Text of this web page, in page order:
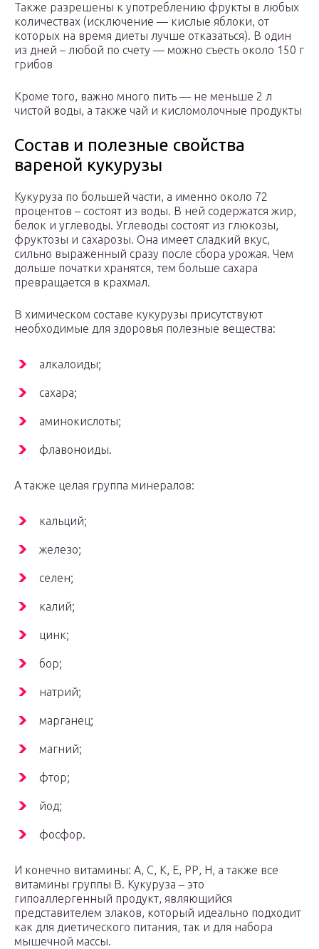
Также разрешены к употреблению фрукты в любых
количествах (исключение — кислые яблоки, от
которых на время диеты лучше отказаться). В один
из дней – любой по счету — можно съесть около 150 г
грибов
Кроме того, важно много пить — не меньше 2 л
чистой воды, а также чай и кисломолочные продукты
Состав и полезные свойства
вареной кукурузы
Кукуруза по большей части, а именно около 72
процентов – состоят из воды. В ней содержатся жир,
белок и углеводы. Углеводы состоят из глюкозы,
фруктозы и сахарозы. Она имеет сладкий вкус,
сильно выраженный сразу после сбора урожая. Чем
дольше початки хранятся, тем больше сахара
превращается в крахмал.
В химическом составе кукурузы присутствуют
необходимые для здоровья полезные вещества:
алкалоиды;
сахара;
аминокислоты;
флавоноиды.
А также целая группа минералов:
кальций;
железо;
селен;
калий;
цинк;
бор;
натрий;
марганец;
магний;
фтор;
йод;
фосфор.
И конечно витамины: А, С, К, Е, РР, Н, а также все
витамины группы В. Кукуруза – это
гипоаллергенный продукт, являющийся
представителем злаков, который идеально подходит
как для диетического питания, так и для набора
мышечной массы.